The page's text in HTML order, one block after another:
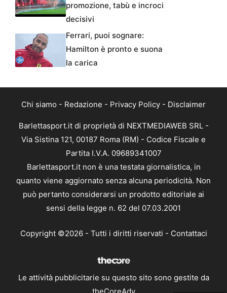
promozione, tabù e incroci
decisivi
Ferrari, puoi sognare:
Hamilton è pronto e suona
la carica
Chi siamo - Redazione - Privacy Policy - Disclaimer
Barlettasport.it di proprietà di NEXTMEDIAWEB SRL -
Via Sistina 121, 00187 Roma (RM) - Codice Fiscale e
Partita I.V.A. 09689341007
Barlettasport.it non è una testata giornalistica, in
quanto viene aggiornato senza alcuna periodicità. Non
può pertanto considerarsi un prodotto editoriale ai
sensi della legge n. 62 del 07.03.2001
Copyright ©2026 - Tutti i diritti riservati - Contattaci
Le attività pubblicitarie su questo sito sono gestite da